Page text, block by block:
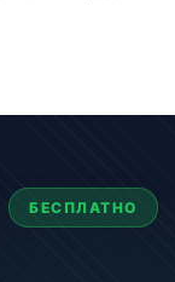
БЕСПЛАТНО